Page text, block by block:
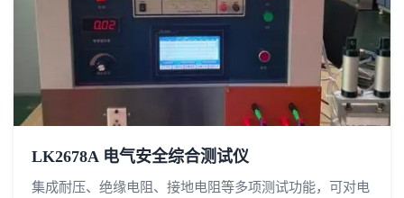
LK2678A 电气安全综合测试仪
集成耐压、绝缘电阻、接地电阻等多项测试功能，可对电